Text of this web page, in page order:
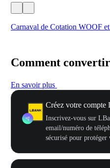
Carnaval de Cotation WOOF
Comment
En savoir plus
Créez votre compte
Inscrivez-vous sur
email/numéro de
sécurisé pour protéger